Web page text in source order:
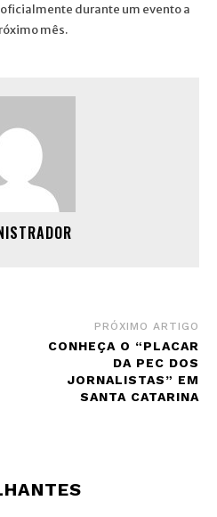
durante um evento a
mês.
PRÓXIMO ARTIGO
CONHEÇA O “PLACAR
DA PEC DOS
JORNALISTAS” EM
SANTA CATARINA